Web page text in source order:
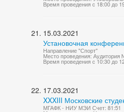
Время проведения с 18:00 до
15.03.2021
Установочная
Направление "Спорт"
Место проведения:
Время проведения с 10:30 до
17.03.2021
XXXIII Московские
МГАФК - НИУ МЭИ Счет: 81:51